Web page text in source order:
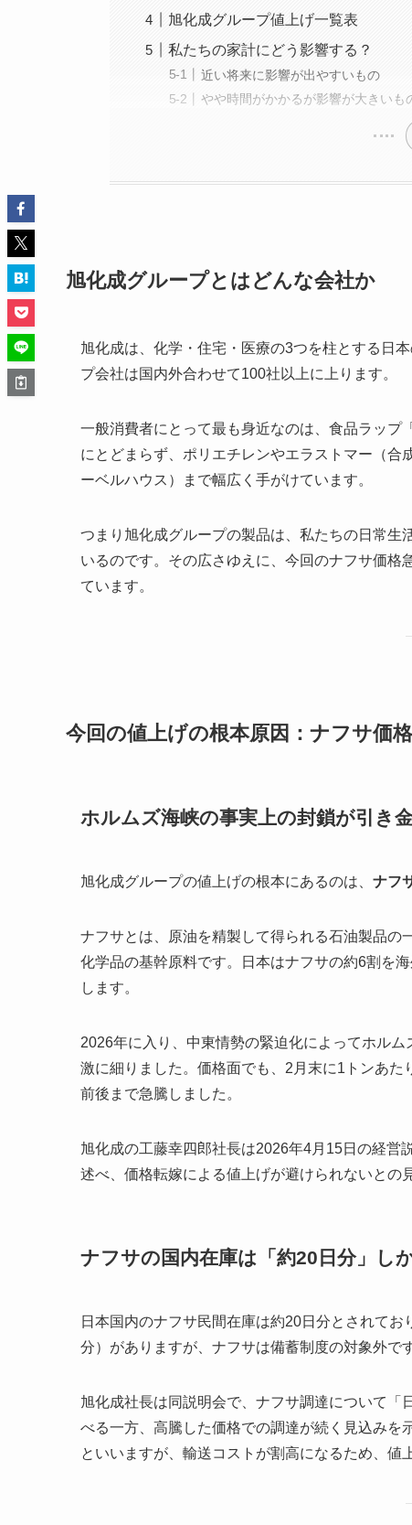
旭化成グループ値上げ一覧表
私たちの家計にどう影響する？
近い将来に影響が出やすいもの
やや時間がかかるが影響が大きいも
旭化成グループとはどんな会社か
旭化成は、化学・住宅・医療の3つを柱とする日
プ会社は国内外合わせて100社以上に上ります。
一般消費者にとって最も身近なのは、食品ラッ
にとどまらず、ポリエチレンやエラストマー（
ーベルハウス）まで幅広く手がけています。
つまり旭化成グループの製品は、私たちの日常生
いるのです。その広さゆえに、今回のナフサ価格
ています。
今回の値上げの根本原因：ナフサ価
ホルムズ海峡の事実上の封鎖が引き
旭化成グループの値上げの根本にあるのは、 ナフ
ナフサとは、原油を精製して得られる石油製品の
化学品の基幹原料です。日本はナフサの約6割を
します。
2026年に入り、中東情勢の緊迫化によってホル
激に細りました。価格面でも、2月末に1トンあ
前後まで急騰しました。
旭化成の工藤幸四郎社長は2026年4月15日の経営
述べ、価格転嫁による値上げが避けられないとの
ナフサの国内在庫は「約20日分」し
日本国内のナフサ民間在庫は約20日分とされて
分）がありますが、ナフサは備蓄制度の対象外です
旭化成社長は同説明会で、ナフサ調達について
べる一方、高騰した価格での調達が続く見込みを
といいますが、輸送コストが割高になるため、値